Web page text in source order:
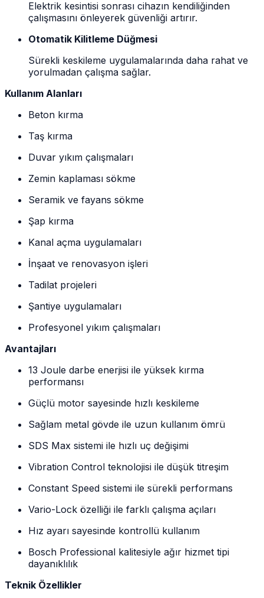
Elektrik kesintisi sonrası cihazın kendiliğinden
çalışmasını önleyerek güvenliği artırır.
Otomatik Kilitleme Düğmesi
Sürekli keskileme uygulamalarında daha rahat ve
yorulmadan çalışma sağlar.
Kullanım Alanları
Beton kırma
Taş kırma
Duvar yıkım çalışmaları
Zemin kaplaması sökme
Seramik ve fayans sökme
Şap kırma
Kanal açma uygulamaları
İnşaat ve renovasyon işleri
Tadilat projeleri
Şantiye uygulamaları
Profesyonel yıkım çalışmaları
Avantajları
13 Joule darbe enerjisi ile yüksek kırma
performansı
Güçlü motor sayesinde hızlı keskileme
Sağlam metal gövde ile uzun kullanım ömrü
SDS Max sistemi ile hızlı uç değişimi
Vibration Control teknolojisi ile düşük titreşim
Constant Speed sistemi ile sürekli performans
Vario-Lock özelliği ile farklı çalışma açıları
Hız ayarı sayesinde kontrollü kullanım
Bosch Professional kalitesiyle ağır hizmet tipi
dayanıklılık
Teknik Özellikler